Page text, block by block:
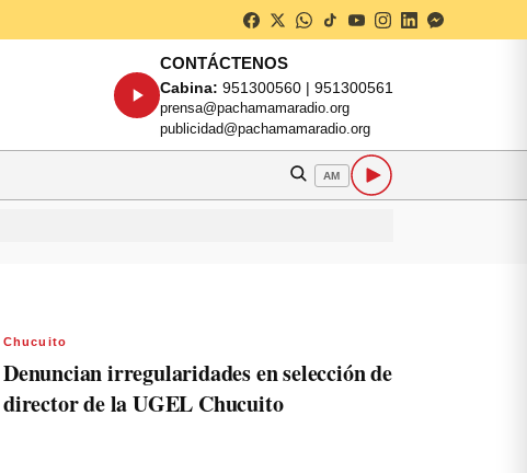
CONTÁCTENOS
Cabina: 951300560 | 951300561
prensa@pachamamaradio.org
publicidad@pachamamaradio.org
AM
Chucuito
Denuncian irregularidades en selección de
director de la UGEL Chucuito